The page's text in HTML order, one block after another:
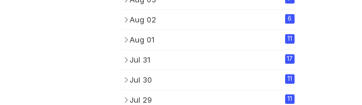
Aug 02 6
Aug 01 11
Jul 31 17
Jul 30 11
Jul 29 11